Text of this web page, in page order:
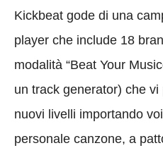
Kickbeat gode di una
player che include 18
modalità “Beat Your
un track generator) che
nuovi livelli importando
personale canzone, a